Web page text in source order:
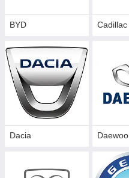
BYD Cadillac
Dacia Daewoo